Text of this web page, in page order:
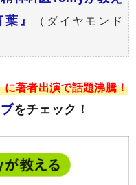
』
（ダイヤモンド
に著者出演で話題沸騰！
をチェック！